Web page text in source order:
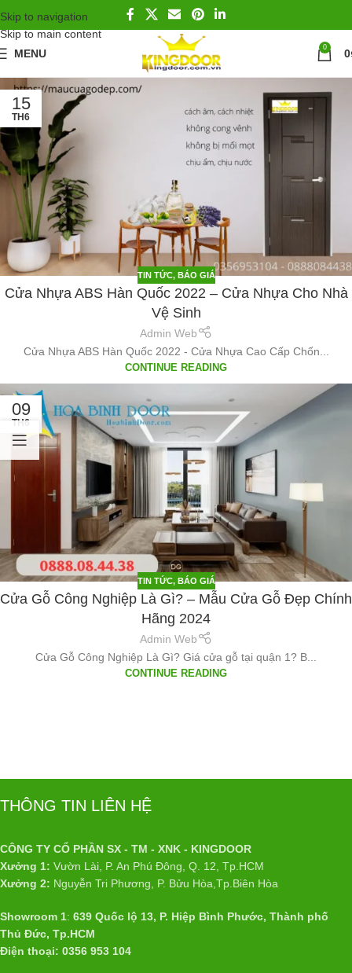
Skip to navigation
Skip to main content
MENU
0 0
15
TH6
TIN TỨC, BÁO GIÁ
Cửa Nhựa ABS Hàn Quốc 2022 – Cửa Nhựa Cho Nhà
Vệ Sinh
Admin Web
Cửa Nhựa ABS Hàn Quốc 2022 - Cửa Nhựa Cao Cấp Chốn...
CONTINUE READING
09
TH6
TIN TỨC, BÁO GIÁ
Cửa Gỗ Công Nghiệp Là Gì? – Mẫu Cửa Gỗ Đẹp Chính
Hãng 2024
Admin Web
Cửa Gỗ Công Nghiệp Là Gì? Giá cửa gỗ tại quận 1? B...
CONTINUE READING
THÔNG TIN LIÊN HỆ
CÔNG TY CỔ PHẦN SX - TM - XNK - KINGDOOR
Xưởng 1: Vườn Lài, P. An Phú Đông, Q. 12, Tp.HCM
Xưởng 2: Nguyễn Tri Phương, P. Bửu Hòa,Tp.Biên Hòa
Showroom 1: 639 Quốc lộ 13, P. Hiệp Bình Phước, Thành phố
Thủ Đức, Tp.HCM
Điện thoại: 0356 953 104